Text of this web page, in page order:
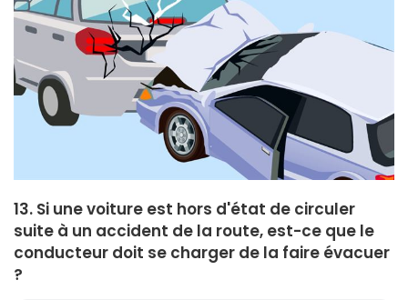
13. Si une voiture est hors d'état de circuler
suite à un accident de la route, est-ce que le
conducteur doit se charger de la faire évacuer
?